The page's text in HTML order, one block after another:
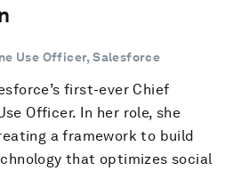
Use Officer, Salesforce
first-ever Chief
Officer. In her role, she
a framework to build
that optimizes social